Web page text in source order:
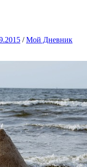
/ Мой Дневник